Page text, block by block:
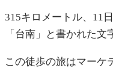
315キロメートル、11
「台南」と書かれた
この徒歩の旅はマーケ